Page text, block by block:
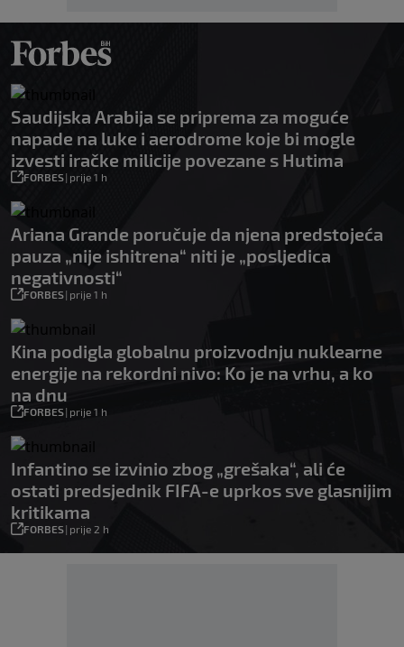
Saudijska Arabija se priprema za moguće
napade na luke i aerodrome koje bi mogle
izvesti iračke milicije povezane s Hutima
FORBES| prije 1 h
Ariana Grande poručuje da njena predstojeća
pauza „nije ishitrena“ niti je „posljedica
negativnosti“
FORBES| prije 1 h
Kina podigla globalnu proizvodnju nuklearne
energije na rekordni nivo: Ko je na vrhu, a ko
na dnu
FORBES| prije 1 h
Infantino se izvinio zbog „grešaka“, ali će
ostati predsjednik FIFA-e uprkos sve glasnijim
kritikama
FORBES| prije 2 h